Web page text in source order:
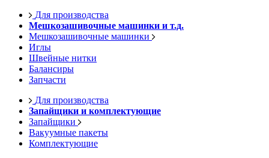
Для производства
Мешкозашивочные машинки и т.д.
Мешкозашивочные машинки
Иглы
Швейные нитки
Балансиры
Запчасти
Для производства
Запайщики и комплектующие
Запайщики
Вакуумные пакеты
Комплектующие